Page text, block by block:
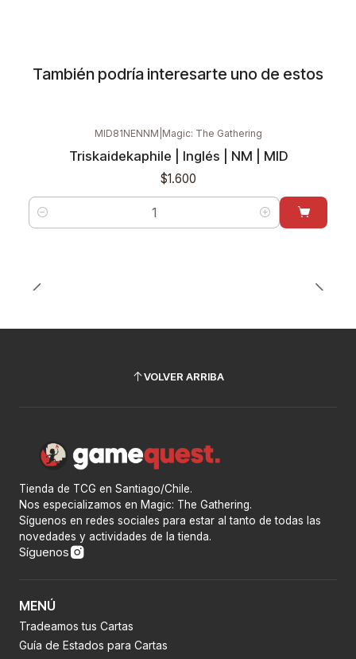
También podría interesarte uno de estos
MID81NENNM Magic: The Gathering
Triskaidekaphile | Inglés | NM | MID
$1.600
Cantidad
VOLVER ARRIBA
Tienda de TCG en Santiago/Chile.
Nos especializamos en Magic: The Gathering.
Síguenos en redes sociales para estar al tanto de todas las
novedades y actividades de la tienda.
Síguenos
MENÚ
Tradeamos tus Cartas
Guía de Estados para Cartas